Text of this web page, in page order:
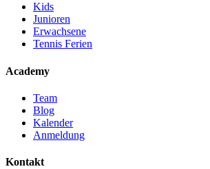
Kids
Junioren
Erwachsene
Tennis Ferien
Academy
Team
Blog
Kalender
Anmeldung
Kontakt